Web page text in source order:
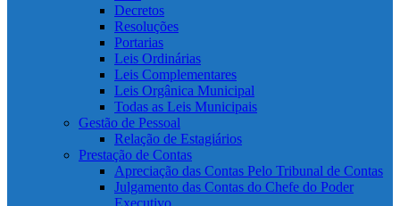
Decretos
Resoluções
Portarias
Leis Ordinárias
Leis Complementares
Leis Orgânica Municipal
Todas as Leis Municipais
Gestão de Pessoal
Relação de Estagiários
Prestação de Contas
Apreciação das Contas Pelo Tribunal de Contas
Julgamento das Contas do Chefe do Poder